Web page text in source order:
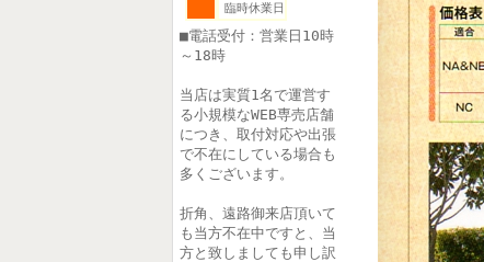
臨時休業日
■電話受付：営業日10時
～18時
当店は実質1名で運営す
る小規模なWEB専売店舗
につき、取付対応や出張
で不在にしている場合も
多くございます。
折角、遠路御来店頂いて
も当方不在中ですと、当
方と致しましても申し訳